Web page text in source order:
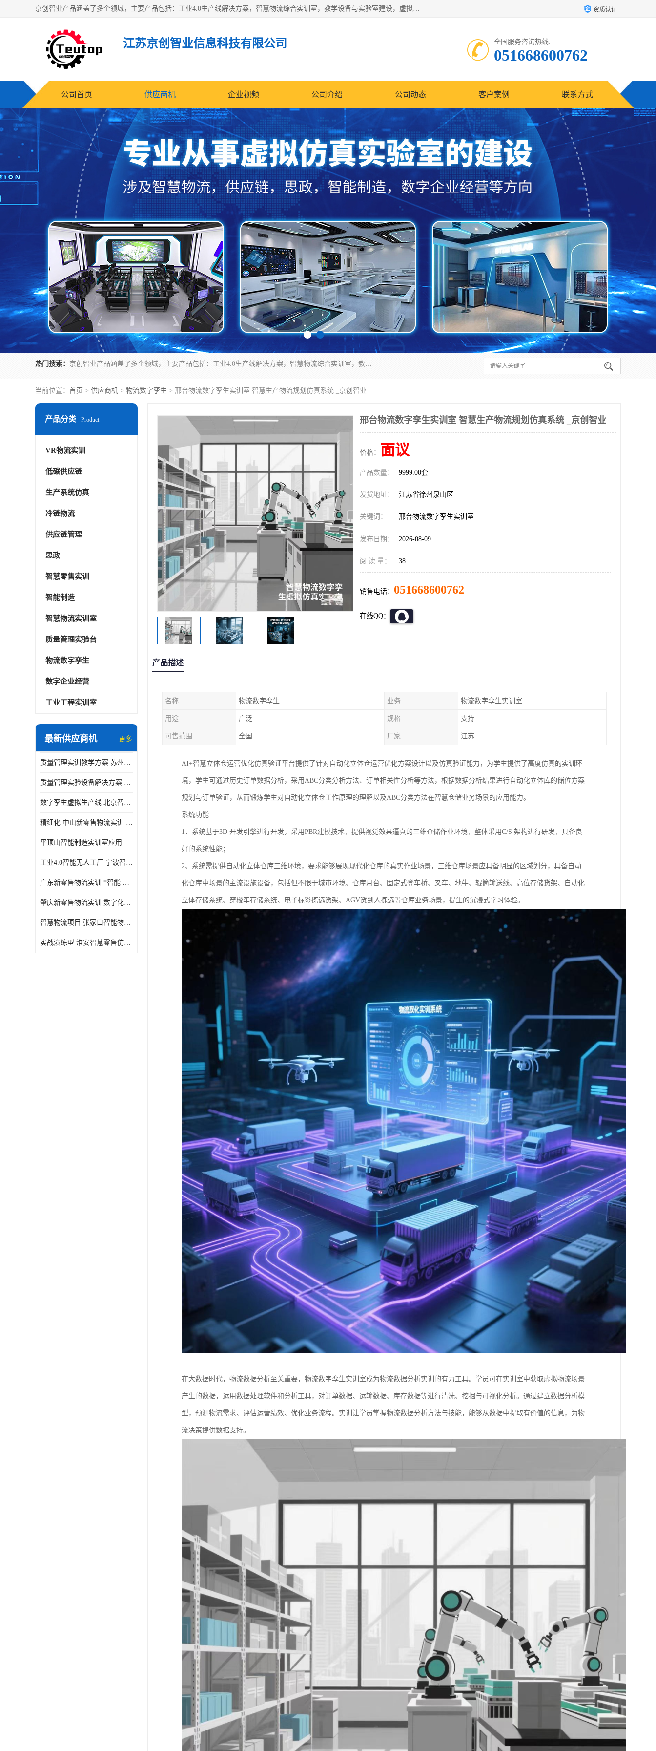
京创智业产品涵盖了多个领域，主要产品包括：工业4.0生产线解决方案，智慧物流综合实训室，教学设备与实验室建设，虚拟仿真实验室等。公司将秉持“创新、执着、诚信、共赢”的理念，以“将服务当作使命”为核心价值观，致力于为客户创造价值，与客户、合作伙伴和员工共同成长。 资质认证
江苏京创智业信息科技有限公司 全国服务咨询热线:
051668600762
公司首页 供应商机 企业视频 公司介绍 公司动态 客户案例 联系方式
热门搜索： 京创智业产品涵盖了多个领域，主要产品包括：工业4.0生产线解决方案，智慧物流综合实训室，教学设备与实验室建设，虚拟仿真实验室等。公司将秉持“创新、执着、诚信、共赢”的理念，以“将服务当作使命”为核心价值观，致力于为客户创造价值，与客户、合作伙伴和员工共同成长。
当前位置： 首页 > 供应商机 > 物流数字孪生 > 邢台物流数字孪生实训室 智慧生产物流规划仿真系统 _京创智业
产品分类 Product
VR物流实训
低碳供应链
生产系统仿真
冷链物流
供应链管理
思政
智慧零售实训
智能制造
智慧物流实训室
质量管理实验台
物流数字孪生
数字企业经营
工业工程实训室
最新供应商机 更多
质量管理实训教学方案 苏州质量管理实训 _京创智业
质量管理实验设备解决方案 徐州质量管理实训 _京创智业
数字孪生虚拟生产线 北京智能制造仿真应用
精细化 中山新零售物流实训 数字化赋能
平顶山智能制造实训室应用
工业4.0智能无人工厂 宁波智能制造仿真项目
广东新零售物流实训 *智能 实战演练型
肇庆新零售物流实训 数字化赋能 创新实践
智慧物流项目 张家口智能物流装备
实战演练型 淮安智慧零售仿真实训 实战沉浸式
邢台物流数字孪生实训室 智慧生产物流规划仿真系统 _京创智业
价格： 面议
产品数量： 9999.00套
发货地址： 江苏省徐州泉山区
关键词： 邢台物流数字孪生实训室
发布日期： 2026-08-09
阅 读 量： 38
销售电话： 051668600762
在线QQ：
产品描述
名称 物流数字孪生 业务 物流数字孪生实训室
用途 广泛 规格 支持
可售范围 全国 厂家 江苏
AI+智慧立体仓运营优化仿真验证平台提供了针对自动化立体仓运营优化方案设计以及仿真验证能力，为学生提供了高度仿真的实训环
境，学生可通过历史订单数据分析，采用ABC分类分析方法、订单相关性分析等方法，根据数据分析结果进行自动化立体库的储位方案
规划与订单验证，从而锻炼学生对自动化立体仓工作原理的理解以及ABC分类方法在智慧仓储业务场景的应用能力。
系统功能
1、系统基于3D 开发引擎进行开发，采用PBR建模技术，提供视觉效果逼真的三维仓储作业环境，整体采用C/S 架构进行研发，具备良
好的系统性能；
2、系统需提供自动化立体仓库三维环境，要求能够展现现代化仓库的真实作业场景，三维仓库场景应具备明显的区域划分，具备自动
化仓库中场景的主流设施设备，包括但不限于城市环境、仓库月台、固定式登车桥、叉车、地牛、辊筒输送线、高位存储货架、自动化
立体存储系统、穿梭车存储系统、电子标签拣选货架、AGV货到人拣选等仓库业务场景，提生的沉浸式学习体验。
在大数据时代，物流数据分析至关重要，物流数字孪生实训室成为物流数据分析实训的有力工具。学员可在实训室中获取虚拟物流场景
产生的数据，运用数据处理软件和分析工具，对订单数据、运输数据、库存数据等进行清洗、挖掘与可视化分析。通过建立数据分析模
型，预测物流需求、评估运营绩效、优化业务流程。实训让学员掌握物流数据分析方法与技能，能够从数据中提取有价值的信息，为物
流决策提供数据支持。​